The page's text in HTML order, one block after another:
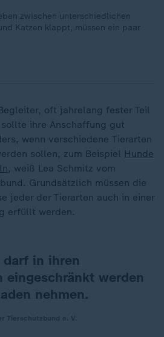
zwischen unterschiedlichen
Katzen klappt, müssen ein paar
oft jahrelang fester Teil
ihre Anschaffung gut
wenn verschiedene Tierarten
sollen, zum Beispiel Hunde
, weiß Lea Schmitz vom
Grundsätzlich müssen die
jeder der Tierarten auch in einer
erfüllt werden.
darf in ihren
eingeschränkt werden
nehmen.